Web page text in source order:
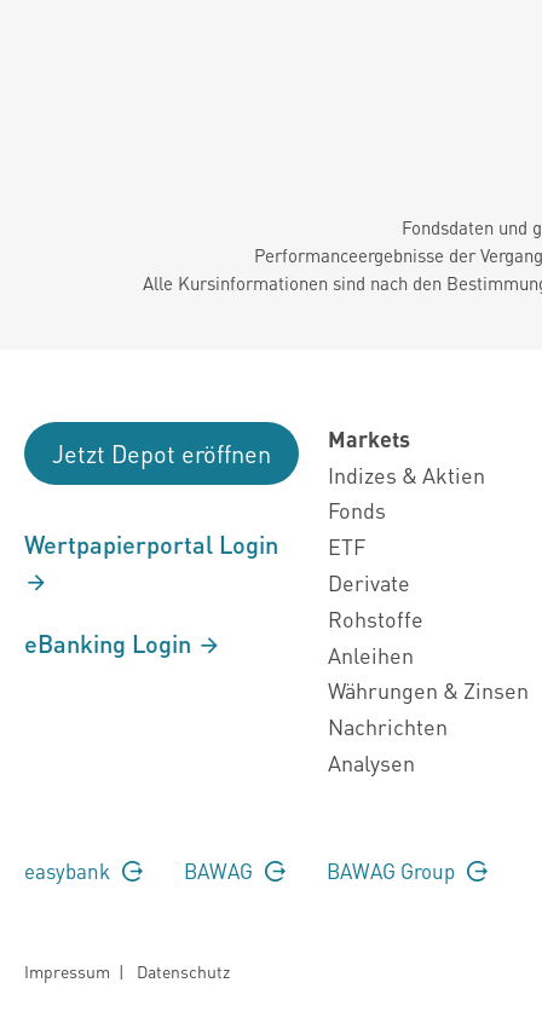
Fondsdaten und
Performanceergebnisse der
Alle Kursinformationen sind nach den
Jetzt Depot eröffnen
Wertpapierportal Login
eBanking Login
Markets
Indizes & Aktien
Fonds
ETF
Derivate
Rohstoffe
Anleihen
Währungen & Zinsen
Nachrichten
Analysen
easybank BAWAG BAWAG Group
Impressum | Datenschutz